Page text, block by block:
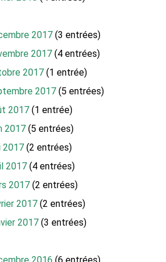
2017 (3 entrées)
2017 (4 entrées)
2017 (1 entrée)
2017 (5 entrées)
2017 (1 entrée)
2017 (5 entrées)
2017 (2 entrées)
2017 (4 entrées)
2017 (2 entrées)
2017 (2 entrées)
2017 (3 entrées)